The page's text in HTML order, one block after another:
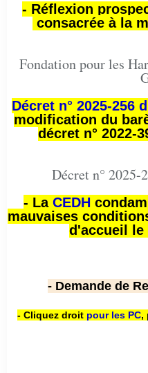
- Réflexion
consacrée à la
Fondation pour les
Décret n° 2025-256
modification du
décret n° 2022-
Décret n° 2025-
- La CEDH
mauvaises
d'accueil le
- Demande de
- Cliquez droit pour les PC,